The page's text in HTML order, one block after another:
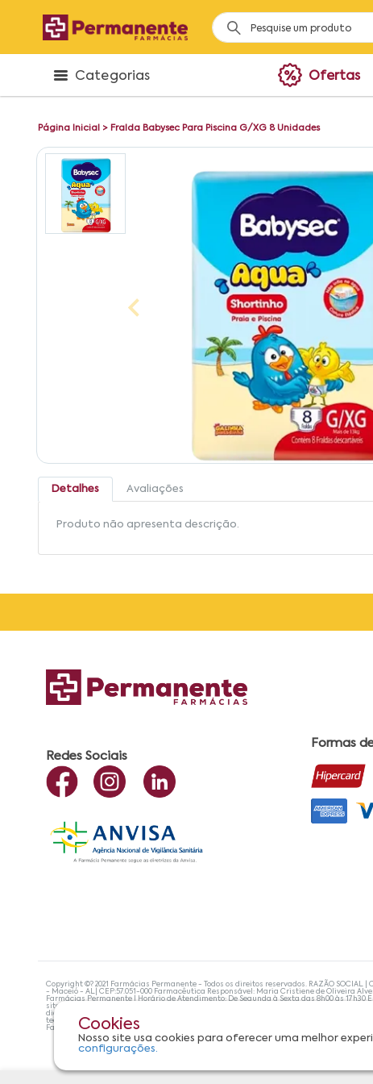
Categorias Ofertas
Página Inicial > Fralda Babysec Para Piscina G/XG 8 Unidades
Detalhes Avaliações
Produto não apresenta descrição.
Cookies
Nosso site usa cookies para oferecer uma melhor
configurações.
Redes Sociais
Formas
Copyright ©? 2021 Farmácias Permanente - Todos os direitos reservados. RAZÃO SOCIAL |
- Maceió - AL| CEP:57.051-000 Farmacêutica Responsável: Maria Cristiene de Oliveira
Farmácias Permanente | Horário de Atendimento: De Segunda à Sexta das 8h00 às 17h30
site não devem ser utilizadas para automedicação e, de forma alguma, substituem as
diagnosticar problemas de saúde e prescrever o tratamento adequado. Se os sintomas
tecnologias mais avançadas de proteção de dados, para que você possa realizar suas
Farmácias Permanente. Todos os pedidos efetuados estão sujeitos à confirmação da